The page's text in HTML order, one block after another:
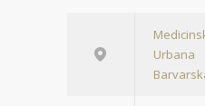
Urbana